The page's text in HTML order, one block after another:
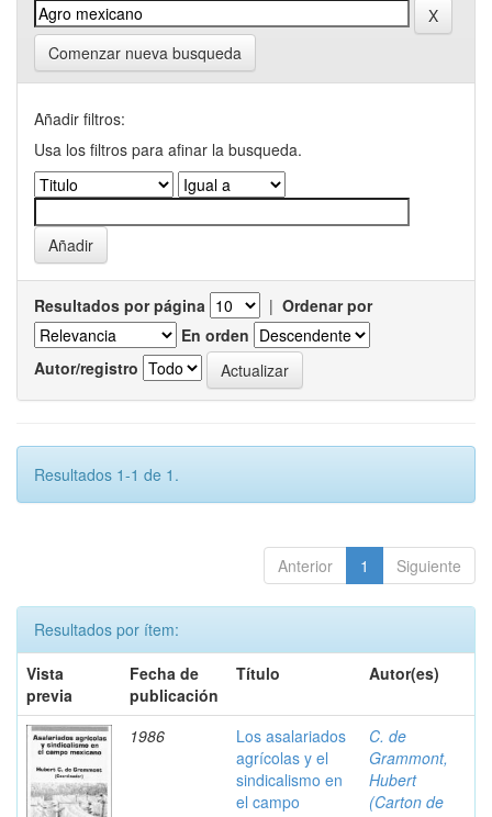
Comenzar nueva busqueda
Añadir filtros:
Usa los filtros para afinar la busqueda.
Resultados por página | Ordenar por
En orden
Autor/registro
Resultados 1-1 de 1.
Anterior 1 Siguiente
Resultados por ítem:
Vista
previa
Fecha de
publicación
Título Autor(es)
1986
Los asalariados
agrícolas y el
sindicalismo en
el campo
C. de
Grammont,
Hubert
(Carton de